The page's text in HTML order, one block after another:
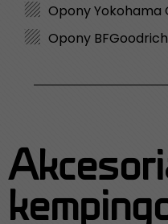
Opony Yokohama
Opony